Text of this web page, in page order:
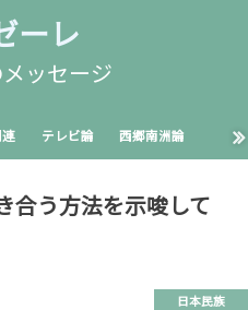
ーレ
ッセージ
連 テレビ論 西郷南洲論
合う方法を示唆して
日本民族